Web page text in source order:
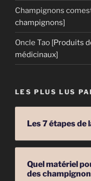
Champignons
champignons]
Oncle Tao [Produits
médicinaux]
LES PLUS LUS
Les 7 étapes de
Quel matériel
des